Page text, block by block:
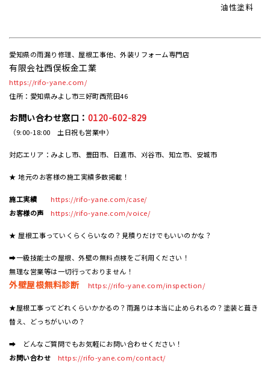
油性塗料
愛知県の雨漏り修理、屋根工事他、外装リフォーム専門店
有限会社西俣板金工業
https://rifo-yane.com/
住所：愛知県みよし市三好町西荒田46
お問い合わせ窓口： 0120-602-829
（9:00-18:00 土日祝も営業中）
対応エリア：みよし市、豊田市、日進市、刈谷市、知立市、安城市
★ 地元のお客様の施工実績多数掲載！
施工実績
https://rifo-yane.com/case/
お客様の声
https://rifo-yane.com/voice/
★ 屋根工事っていくらくらいなの？見積りだけでもいいのかな？
➡一級技能士の屋根、外壁の無料点検をご利用ください！
無理な営業等は一切行っておりません！
外壁屋根無料診断 https://rifo-yane.com/inspection/
★屋根工事ってどれくらいかかるの？雨漏りは本当に止められるの？塗装と葺き
替え、どっちがいいの？
➡ どんなご質問でもお気軽にお問い合わせください！
お問い合わせ
https://rifo-yane.com/contact/